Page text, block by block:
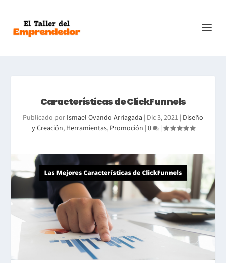
Características de ClickFunnels
Publicado por Ismael Ovando Arriagada | Dic 3, 2021 | Diseño
y Creación, Herramientas, Promoción | 0 |